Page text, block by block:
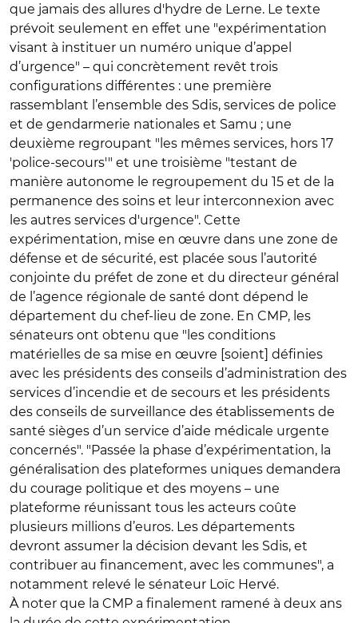
que jamais des allures d'hydre de Lerne. Le texte
prévoit seulement en effet une "expérimentation
visant à instituer un numéro unique d’appel
d’urgence" – qui concrètement revêt trois
configurations différentes : une première
rassemblant l’ensemble des Sdis, services de police
et de gendarmerie nationales et Samu ; une
deuxième regroupant "les mêmes services, hors 17
'police-secours'" et une troisième "testant de
manière autonome le regroupement du 15 et de la
permanence des soins et leur interconnexion avec
les autres services d'urgence". Cette
expérimentation, mise en œuvre dans une zone de
défense et de sécurité, est placée sous l’autorité
conjointe du préfet de zone et du directeur général
de l’agence régionale de santé dont dépend le
département du chef-lieu de zone. En CMP, les
sénateurs ont obtenu que "les conditions
matérielles de sa mise en œuvre [soient] définies
avec les présidents des conseils d’administration des
services d’incendie et de secours et les présidents
des conseils de surveillance des établissements de
santé sièges d’un service d’aide médicale urgente
concernés". "Passée la phase d’expérimentation, la
généralisation des plateformes uniques demandera
du courage politique et des moyens – une
plateforme réunissant tous les acteurs coûte
plusieurs millions d’euros. Les départements
devront assumer la décision devant les Sdis, et
contribuer au financement, avec les communes", a
notamment relevé le sénateur Loïc Hervé.
À noter que la CMP a finalement ramené à deux ans